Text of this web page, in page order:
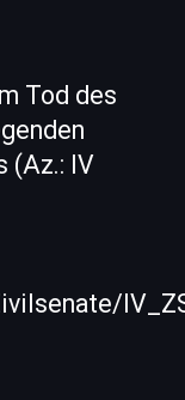
Tod des
(Az.: IV